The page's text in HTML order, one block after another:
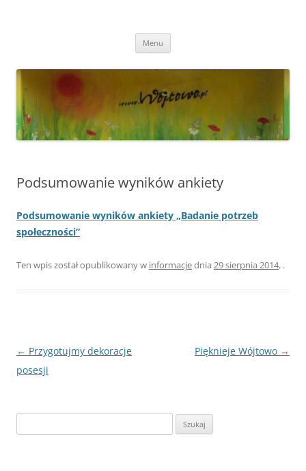
Menu
Podsumowanie wyników ankiety
Podsumowanie wyników ankiety „Badanie potrzeb
społeczności”
Ten wpis został opublikowany w informacjednia 29 sierpnia 2014, .
Nawigacja
wpisu
← Przygotujmy dekoracje
posesji
Pięknieje Wójtowo →